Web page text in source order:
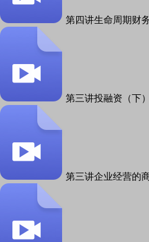
第四讲生命周期财
第三讲投融资（下
第三讲企业经营的